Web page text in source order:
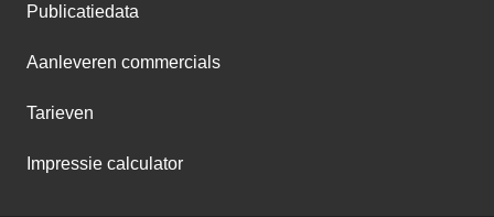
Publicatiedata
Aanleveren commercials
Tarieven
Impressie calculator